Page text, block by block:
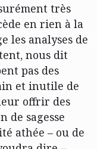
très
en rien à la
les analyses de
nous dit
pas des
et inutile de
offrir des
de sagesse
athée – ou de